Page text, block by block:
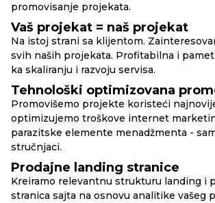
promovisanje projekata.
Vaš projekat = naš projekat
Na istoj strani sa klijentom.
svih naših projekata. Profitabilna i
ka skaliranju i razvoju servisa.
Tehnološki optimizovana
Promovišemo projekte koristeći
optimizujemo troškove internet
parazitske elemente menadžmenta -
stručnjaci.
Prodajne landing stranice
Kreiramo relevantnu strukturu landing i
stranica sajta na osnovu analitike vašeg